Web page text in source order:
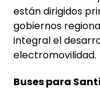
están dirigidos
gobiernos
integral el
electromovilidad.
Buses para